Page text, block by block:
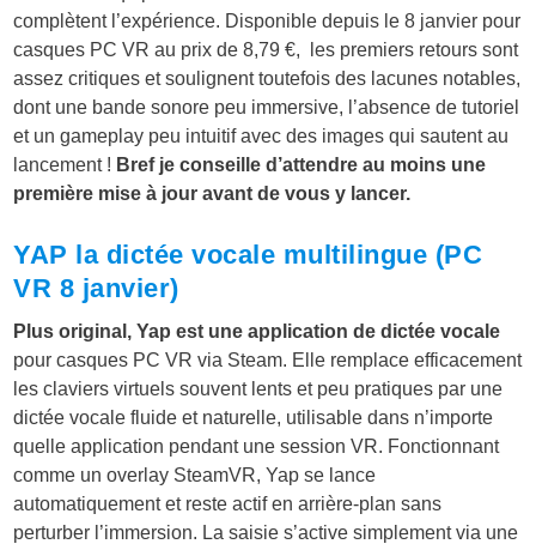
complètent l’expérience. Disponible depuis le 8 janvier pour
casques PC VR au prix de 8,79 €, les premiers retours sont
assez critiques et soulignent toutefois des lacunes notables,
dont une bande sonore peu immersive, l’absence de tutoriel
et un gameplay peu intuitif avec des images qui sautent au
lancement ! Bref je conseille d’attendre au moins une
première mise à jour avant de vous y lancer.
YAP la dictée vocale multilingue (PC
VR 8 janvier)
Plus original, Yap est une application de dictée vocale
pour casques PC VR via Steam. Elle remplace efficacement
les claviers virtuels souvent lents et peu pratiques par une
dictée vocale fluide et naturelle, utilisable dans n’importe
quelle application pendant une session VR. Fonctionnant
comme un overlay SteamVR, Yap se lance
automatiquement et reste actif en arrière-plan sans
perturber l’immersion. La saisie s’active simplement via une